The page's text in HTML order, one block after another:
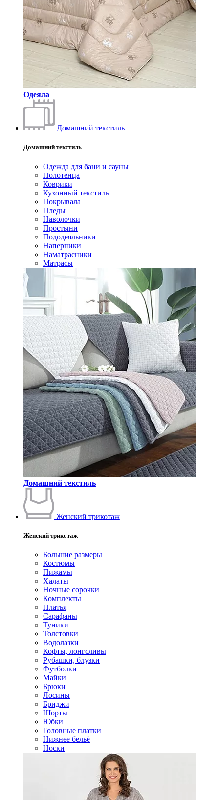
Одеяла
Домашний текстиль
Домашний текстиль
Одежда для бани и сауны
Полотенца
Коврики
Кухонный текстиль
Покрывала
Пледы
Наволочки
Простыни
Пододеяльники
Наперники
Наматрасники
Матрасы
Домашний текстиль
Женский трикотаж
Женский трикотаж
Большие размеры
Костюмы
Пижамы
Халаты
Ночные сорочки
Комплекты
Платья
Сарафаны
Туники
Толстовки
Водолазки
Кофты, лонгсливы
Рубашки, блузки
Футболки
Майки
Брюки
Лосины
Бриджи
Шорты
Юбки
Головные платки
Нижнее бельё
Носки